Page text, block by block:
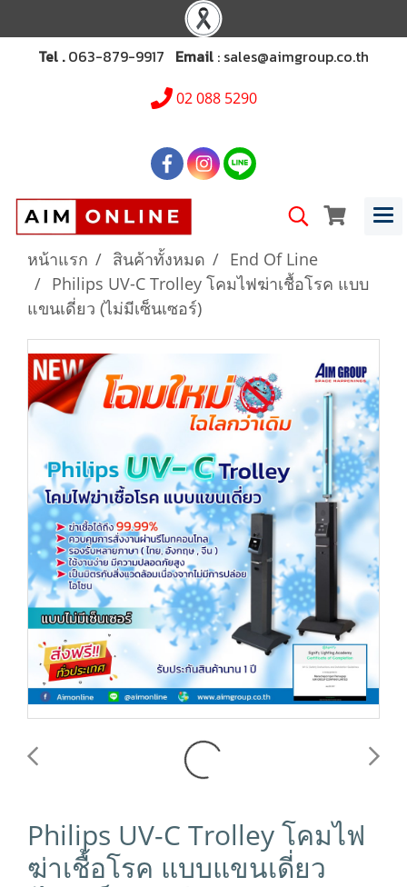
Tel .063-879-9917 Email : sales@aimgroup.co.th
02 088 5290
หน้าแรก สินค้าทั้งหมด
End Of Line
Philips UV-C Trolley โคมไฟฆ่าเชื้อโรค แบบ
แขนเดี่ยว (ไม่มีเซ็นเซอร์)
Philips UV-C Trolley โคมไฟ
ฆ่าเชื้อโรค แบบแขนเดี่ยว